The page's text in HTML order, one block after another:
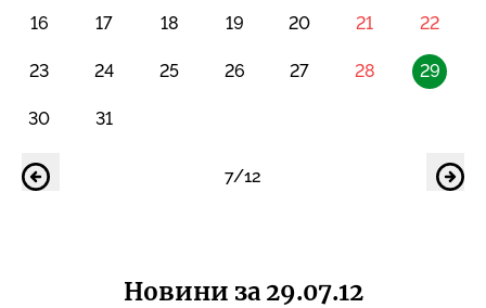
16 17 18 19 20 21 22
23 24 25 26 27 28 29
30 31
7/12
Новини за 29.07.12